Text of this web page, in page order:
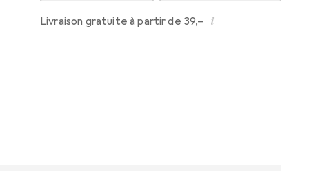
Livraison gratuite à partir de 39,– i